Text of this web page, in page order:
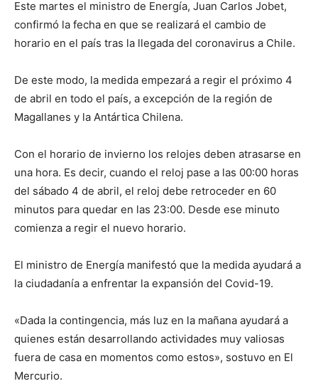
Este martes el ministro de Energía, Juan Carlos Jobet,
confirmó la fecha en que se realizará el cambio de
horario en el país tras la llegada del coronavirus a Chile.
De este modo, la medida empezará a regir el próximo 4
de abril en todo el país, a excepción de la región de
Magallanes y la Antártica Chilena.
Con el horario de invierno los relojes deben atrasarse en
una hora. Es decir, cuando el reloj pase a las 00:00 horas
del sábado 4 de abril, el reloj debe retroceder en 60
minutos para quedar en las 23:00. Desde ese minuto
comienza a regir el nuevo horario.
El ministro de Energía manifestó que la medida ayudará a
la ciudadanía a enfrentar la expansión del Covid-19.
«Dada la contingencia, más luz en la mañana ayudará a
quienes están desarrollando actividades muy valiosas
fuera de casa en momentos como estos», sostuvo en El
Mercurio.